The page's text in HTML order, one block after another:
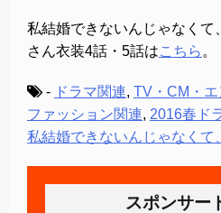
私結婚できないんじゃなくて
さん衣装4話・5話はこちら 。
- ドラマ関連, TV・CM・エ
ファッション関連, 2016春ド
私結婚できないんじゃなくて
スポンサー